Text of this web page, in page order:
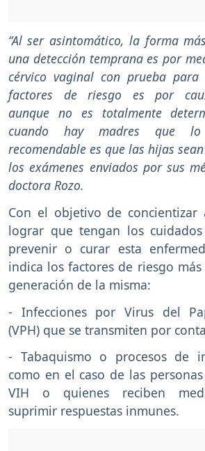
“Al ser asintomático, la forma
una detección temprana es por
cérvico vaginal con prueba para
factores de riesgo es por
aunque no es totalmente
cuando hay madres que
recomendable es que las hijas
los exámenes enviados por sus
doctora Rozo.
Con el objetivo de
lograr que tengan los cuidados
prevenir o curar esta
indica los factores de riesgo
generación de la misma:
- Infecciones por Virus del
(VPH) que se transmiten por
- Tabaquismo o procesos de
como en el caso de las
VIH o quienes reciben
suprimir respuestas inmunes.